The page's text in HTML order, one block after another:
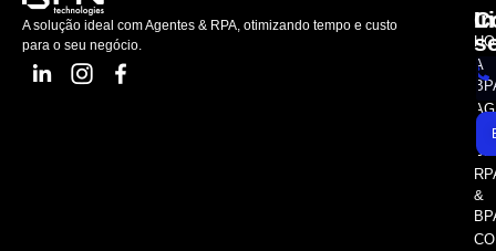
A solução ideal com Agentes & RPA, otimizando tempo e custo
para o seu negócio.
A
&